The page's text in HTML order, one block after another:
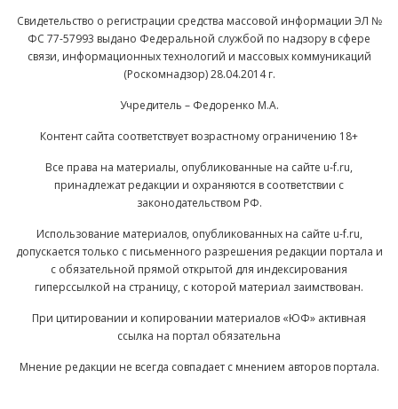
Свидетельство о регистрации средства массовой информации ЭЛ №
ФС 77-57993 выдано Федеральной службой по надзору в сфере
связи, информационных технологий и массовых коммуникаций
(Роскомнадзор) 28.04.2014 г.
Учредитель – Федоренко М.А.
Контент сайта соответствует возрастному ограничению 18+
Все права на материалы, опубликованные на сайте u-f.ru,
принадлежат редакции и охраняются в соответствии с
законодательством РФ.
Использование материалов, опубликованных на сайте u-f.ru,
допускается только с письменного разрешения редакции портала и
с обязательной прямой открытой для индексирования
гиперссылкой на страницу, с которой материал заимствован.
При цитировании и копировании материалов «ЮФ» активная
ссылка на портал обязательна
Мнение редакции не всегда совпадает с мнением авторов портала.